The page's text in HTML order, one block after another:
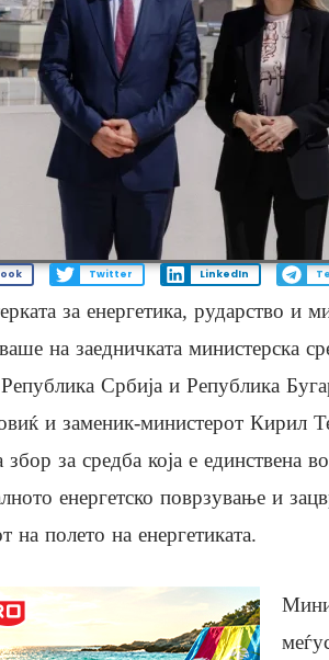
Twitter LinkedIn
за енергетика, рударство и
на заедничката министерска
Србија и Република
и заменик-министерот Кирил
збор за средба која е единствена
енергетско поврзување и
на полето на енергетиката.